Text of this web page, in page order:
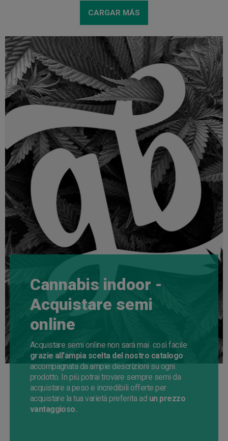
CARGAR MÁS
Cannabis indoor -
Acquistare semi
online
Acquistare semi online non sarà mai così facile
grazie all’ampia scelta del nostro catalogo
accompagnata da ampie descrizioni su ogni
prodotto. In più potrai trovare sempre semi da
acquistare a peso e incredibili offerte per
acquistare la tua varietà preferita ad un prezzo
vantaggioso.